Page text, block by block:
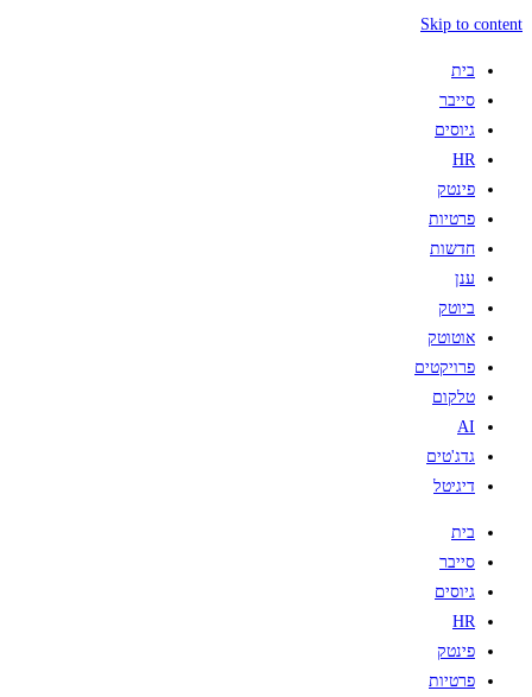
Skip to content
בית
סייבר
גיוסים
HR
פינטק
פרטיות
חדשות
ענן
ביוטק
אוטוטק
פרויקטים
טלקום
AI
גדג'טים
דיגיטל
בית
סייבר
גיוסים
HR
פינטק
פרטיות